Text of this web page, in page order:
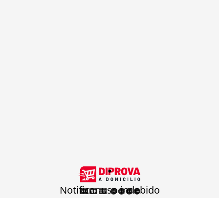
.
Notificar uso indebido